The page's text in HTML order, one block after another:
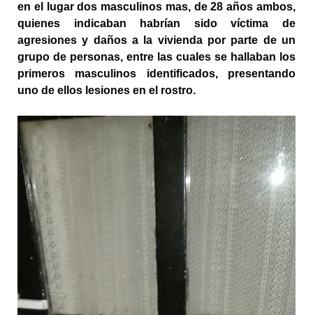
en el lugar dos masculinos mas, de 28 años ambos,
quienes indicaban habrían sido víctima de
agresiones y daños a la vivienda por parte de un
grupo de personas, entre las cuales se hallaban los
primeros masculinos identificados, presentando
uno de ellos lesiones en el rostro.